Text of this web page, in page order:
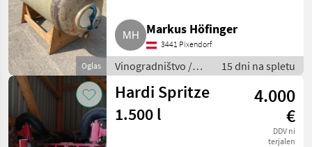
Oglas
Markus Höfinger
3441 Pixendorf
Vinogradništvo /
Drugi stroji za
vinogradništvo
15 dni na spletu
Hardi Spritze
1.500 l
4.000
€
DDV ni
terjalen